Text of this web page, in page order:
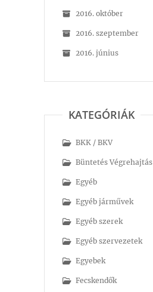
2016. október
2016. szeptember
2016. június
KATEGÓRIÁK
BKK / BKV
Büntetés Végrehajtás
Egyéb
Egyéb járművek
Egyéb szerek
Egyéb szervezetek
Egyebek
Fecskendők